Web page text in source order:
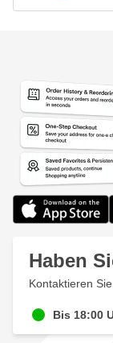
Haben
Kontaktieren
Bis 18:00